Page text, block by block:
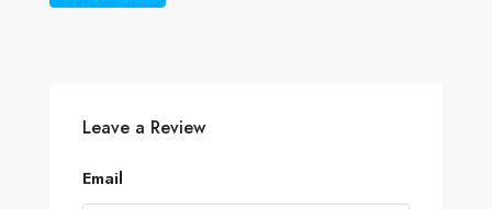
Leave a Review
Email